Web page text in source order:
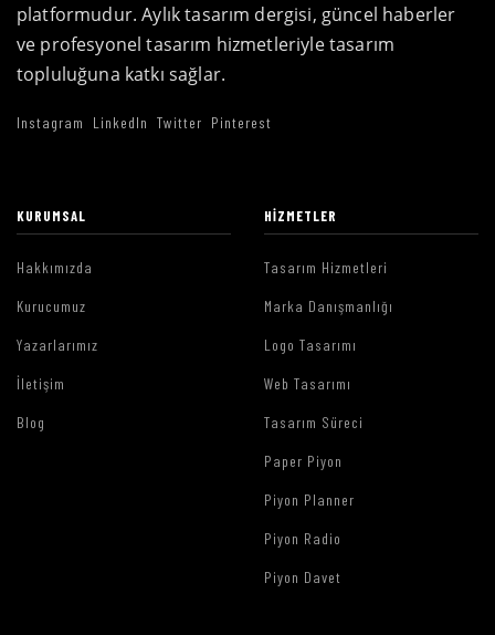
platformudur. Aylık tasarım dergisi, güncel haberler
ve profesyonel tasarım hizmetleriyle tasarım
topluluğuna katkı sağlar.
Instagram LinkedIn Twitter Pinterest
KURUMSAL
Hakkımızda
Kurucumuz
Yazarlarımız
İletişim
Blog
HIZMETLER
Tasarım Hizmetleri
Marka Danışmanlığı
Logo Tasarımı
Web Tasarımı
Tasarım Süreci
Paper Piyon
Piyon Planner
Piyon Radio
Piyon Davet